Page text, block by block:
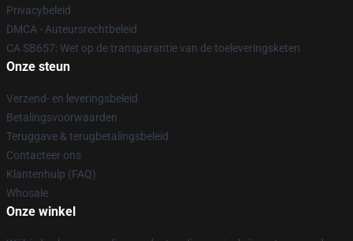
Privacybeleid
DMCA - Auteursrechtbeleid
CA SB657: Wet op de transparantie van de toeleveringsketen
Onze steun
Verzend- en leveringsbeleid
Betalingsvoorwaarden
Teruggave & terugbetalingsbeleid
Contacteer ons
Klantenhulp (FAQ)
Whosale
Onze winkel